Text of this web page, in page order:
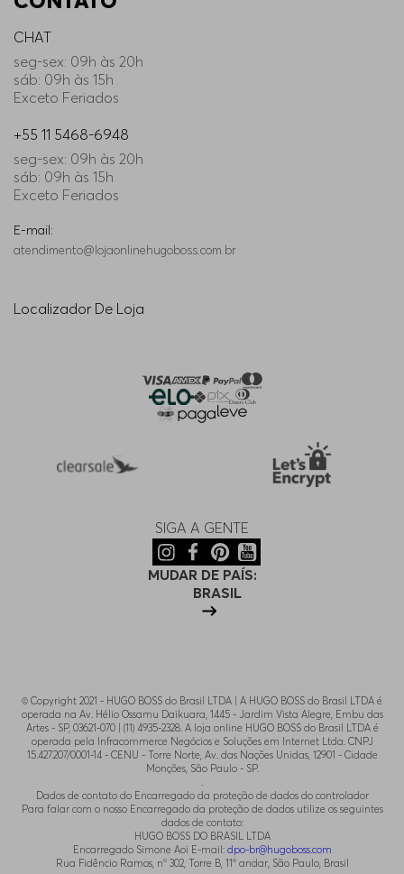
CHAT
seg-sex: 09h às 20h
sáb: 09h às 15h
Exceto Feriados
+55 11 5468-6948
seg-sex: 09h às 20h
sáb: 09h às 15h
Exceto Feriados
E-mail:
atendimento@lojaonlinehugoboss.com.br
Localizador De Loja
SIGA A GENTE
MUDAR DE PAÍS:
BRASIL
© Copyright 2021 - HUGO BOSS do Brasil LTDA | A HUGO BOSS do Brasil LTDA é
operada na Av. Hélio Ossamu Daikuara, 1445 - Jardim Vista Alegre, Embu das
Artes - SP, 03621-070 | (11) 4935-2328. A loja online HUGO BOSS do Brasil LTDA é
operada pela Infracommerce Negócios e Soluções em Internet Ltda. CNPJ
15.427.207/0001-14 - CENU - Torre Norte, Av. das Nações Unidas, 12901 - Cidade
Monções, São Paulo - SP.
.
Dados de contato do Encarregado da proteção de dados do controlador
Para falar com o nosso Encarregado da proteção de dados utilize os seguintes
dados de contato:
HUGO BOSS DO BRASIL LTDA
Encarregado Simone Aoi E-mail: dpo-br@hugoboss.com
Rua Fidêncio Ramos, n° 302, Torre B, 11° andar, São Paulo, Brasil